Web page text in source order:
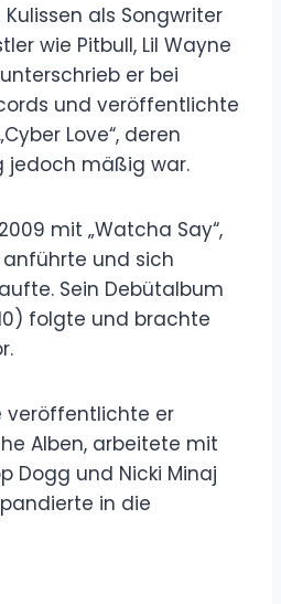
als Songwriter
wie Pitbull, Lil Wayne
er bei
und veröffentlichte
​​Love“, deren
jedoch mäßig war.
mit „Watcha Say“,
und sich
Sein Debütalbum
folgte und brachte
veröffentlichte er
Alben, arbeitete mit
Dogg und Nicki Minaj
in die